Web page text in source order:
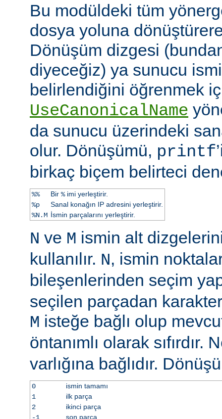
Bu modüldeki tüm
dosya yoluna
Dönüşüm dizgesi
diyeceğiz) ya sunucu
belirlendiğini öğrenmek
UseCanonicalName
da sunucu üzerindeki
olur. Dönüşümü, printf
birkaç biçem belirteci
%% Bir %imi yerleştirir.
%p
Sanal konağın IP adresini yerleştirir.
%N.M İsmin parçalarını yerleştirir.
N ve M ismin alt
kullanılır. N, ismin
bileşenlerinden seçim
seçilen parçadan
M isteğe bağlı olup
öntanımlı olarak sıfırdır.
varlığına bağlıdır.
0
ismin tamamı
1
ilk parça
2
ikinci parça
son parça